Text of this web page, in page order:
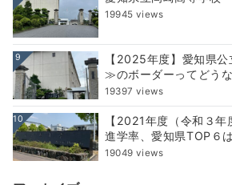
19945 views
9
【2025年度】愛知県
≫のボーダーってどう
19397 views
10
【2021年度（令和３
進学率、愛知県TOP６
19049 views